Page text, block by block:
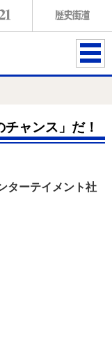
ME
ャンス」だ！
ターテイメント社